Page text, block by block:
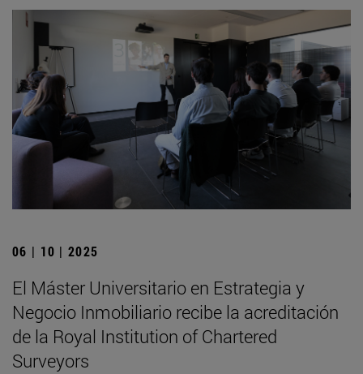
06 | 10 | 2025
El Máster Universitario en Estrategia y
Negocio Inmobiliario recibe la acreditación
de la Royal Institution of Chartered
Surveyors